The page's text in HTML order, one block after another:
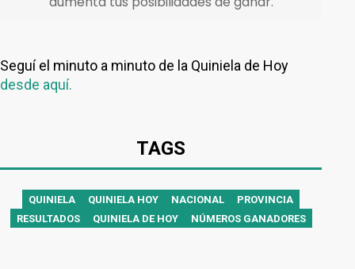
Seguí el minuto a minuto de la Quiniela de Hoy
desde aquí.
TAGS
QUINIELA QUINIELA HOY NACIONAL
PROVINCIA
RESULTADOS
QUINIELA DE HOY NÚMEROS GANADORES